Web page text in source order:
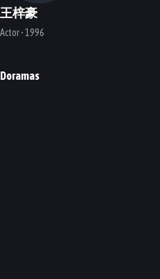
王梓豪
Actor • 1996
Doramas
Falling Into Your Smile